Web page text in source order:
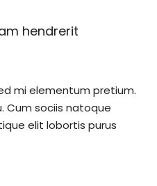
hendrerit
mi elementum pretium.
Cum sociis natoque
elit lobortis purus